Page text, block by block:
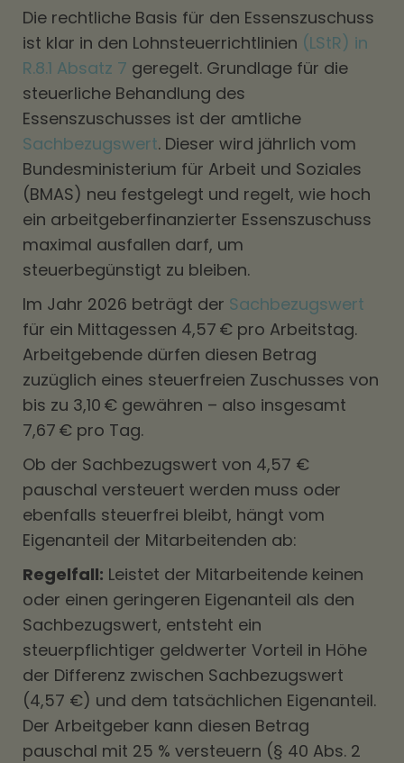
Die rechtliche Basis für den Essenszuschuss
ist klar in den Lohnsteuerrichtlinien (LStR) in
R.8.1 Absatz 7 geregelt. Grundlage für die
steuerliche Behandlung des
Essenszuschusses ist der amtliche
Sachbezugswert. Dieser wird jährlich vom
Bundesministerium für Arbeit und Soziales
(BMAS) neu festgelegt und regelt, wie hoch
ein arbeitgeberfinanzierter Essenszuschuss
maximal ausfallen darf, um
steuerbegünstigt zu bleiben.
Im Jahr 2026 beträgt der Sachbezugswert
für ein Mittagessen 4,57 € pro Arbeitstag.
Arbeitgebende dürfen diesen Betrag
zuzüglich eines steuerfreien Zuschusses von
bis zu 3,10 € gewähren – also insgesamt
7,67 € pro Tag.
Ob der Sachbezugswert von 4,57 €
pauschal versteuert werden muss oder
ebenfalls steuerfrei bleibt, hängt vom
Eigenanteil der Mitarbeitenden ab:
Regelfall: Leistet der Mitarbeitende keinen
oder einen geringeren Eigenanteil als den
Sachbezugswert, entsteht ein
steuerpflichtiger geldwerter Vorteil in Höhe
der Differenz zwischen Sachbezugswert
(4,57 €) und dem tatsächlichen Eigenanteil.
Der Arbeitgeber kann diesen Betrag
pauschal mit 25 % versteuern (§ 40 Abs. 2